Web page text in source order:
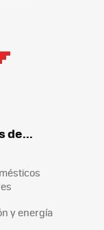
de...
y energía